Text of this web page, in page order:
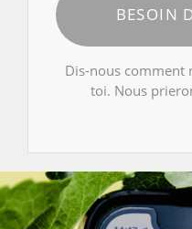
BESOIN
Dis-nous comment
toi. Nous